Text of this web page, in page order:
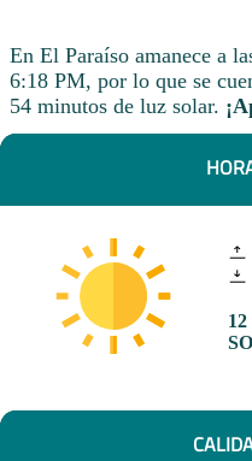
En El Paraíso amanece a
6:18 PM, por lo que se
54 minutos de luz solar.